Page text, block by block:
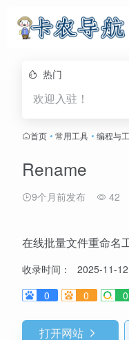
热门
欢迎入驻！
首页 • 常用工具 • 编程与
Rename
9个月前发布 42
在线批量文件重命名
收录时间：
2025-11-12
0
0 0
打开网站